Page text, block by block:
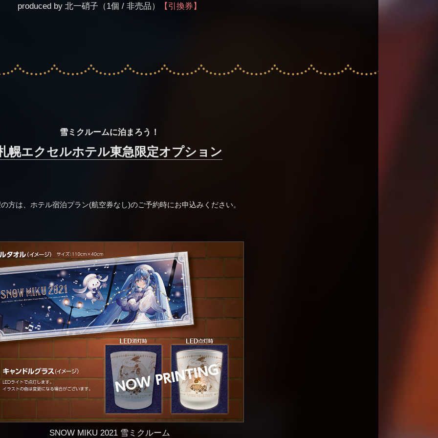
produced by 北一硝子 （1個 / 非売品） 【引換券】
雪ミクルームに泊まろう！
幌エクセルホテル東急限定オプション
方は、ホテル宿泊プラン(航空券なし)のご予約時にお申込みください。
SNOW MIKU 2021 雪ミクルーム